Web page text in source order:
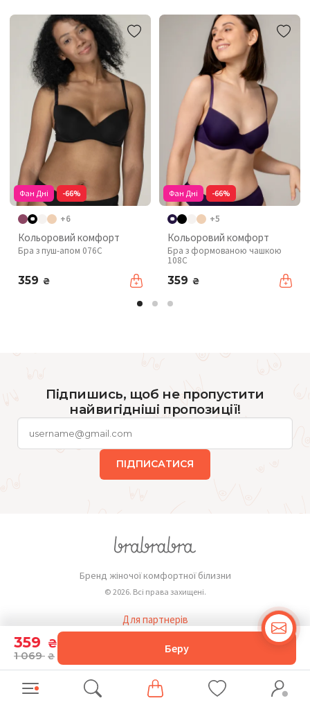
359 ₴
1 069 ₴
Беру
Фан Дні -66%
+6
Кольоровий комфорт
Бра з пуш-апом 076C
359 ₴
Фан Дні -66%
+5
Кольоровий комфорт
Бра з формованою чашкою
108C
359 ₴
Підпишись, щоб не пропустити
найвигідніші пропозиції!
ПІДПИСАТИСЯ
Бренд жіночої комфортної білизни
© 2026. Всі права захищені.
Для партнерів